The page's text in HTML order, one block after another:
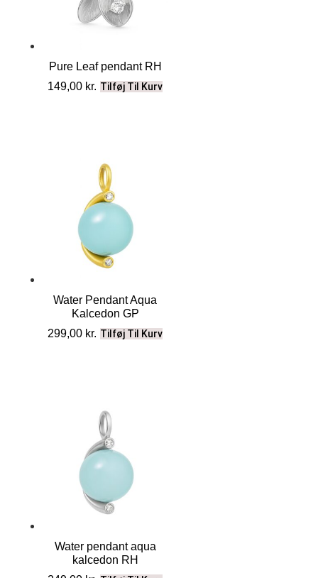
Pure Leaf pendant RH
149,00 kr. Tilføj Til Kurv
Water Pendant Aqua
Kalcedon GP
299,00 kr. Tilføj Til Kurv
Water pendant aqua
kalcedon RH